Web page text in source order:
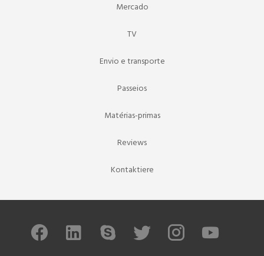
Mercado
TV
Envio e transporte
Passeios
Matérias-primas
Reviews
Kontaktiere